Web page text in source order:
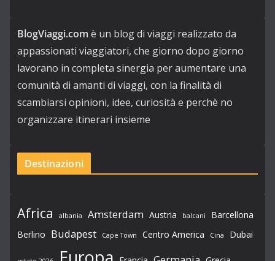
BlogViaggi.com è un blog di viaggi realizzato da
appassionati viaggiatori, che giorno dopo giorno
lavorano in completa sinergia per aumentare una
comunità di amanti di viaggi, con la finalità di
scambiarsi opinioni, idee, curiosità e perchè no
organizzare itinerari insieme
Destinazioni
Africa albania Amsterdam Austria balcani
Barcellona
Berlino Budapest Cape Town Centro America Cina Dubai